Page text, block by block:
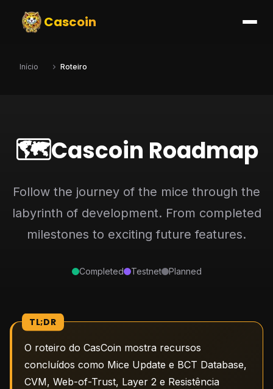
Cascoin
Início Roteiro
🗺️Cascoin Roadmap
Follow the journey of the mice through the
labyrinth of development. From completed
milestones to exciting future features.
Completed Testnet Planned
TL;DR
O roteiro do CasCoin mostra recursos
concluídos como Mice Update e BCT Database,
CVM, Web-of-Trust, Layer 2 e Resistência